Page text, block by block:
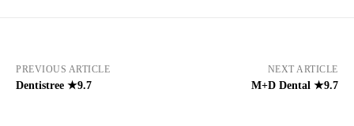
PREVIOUS ARTICLE
Dentistree ★9.7
NEXT ARTICLE
M+D Dental ★9.7